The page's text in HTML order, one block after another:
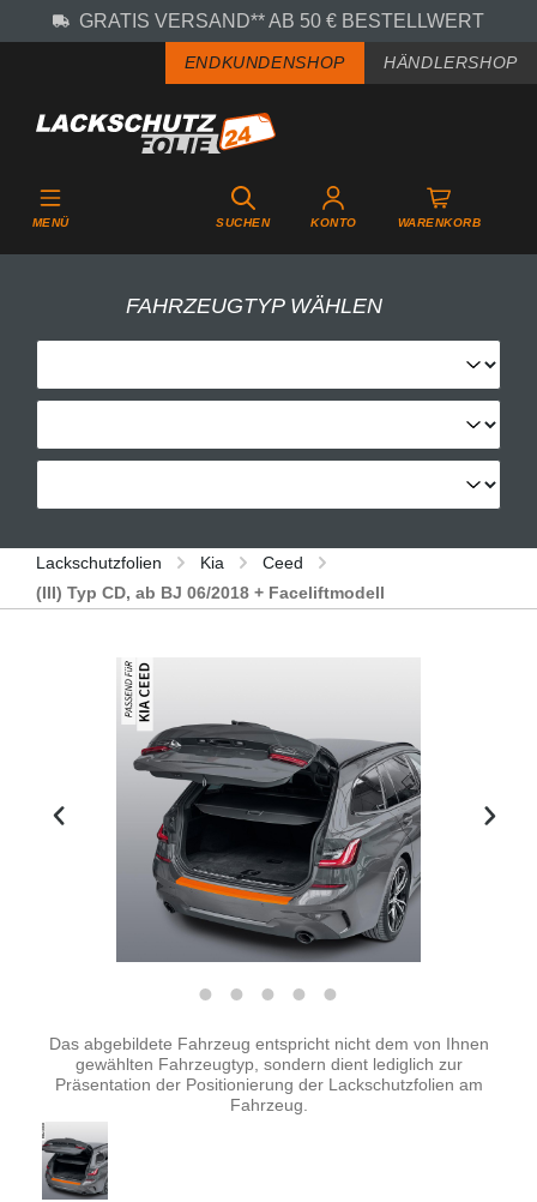
Zum Hauptinhalt springen
GRATIS VERSAND** AB 50 € BESTELLWERT
ENDKUNDENSHOP HÄNDLERSHOP
MENÜ SUCHEN KONTO WARENKORB
FAHRZEUGTYP WÄHLEN
Lackschutzfolien Kia
Ceed
(III) Typ CD, ab BJ 06/2018 + Faceliftmodell
Bildergalerie überspringen
Das abgebildete Fahrzeug entspricht nicht dem von Ihnen
gewählten Fahrzeugtyp, sondern dient lediglich zur
Präsentation der Positionierung der Lackschutzfolien am
Fahrzeug.